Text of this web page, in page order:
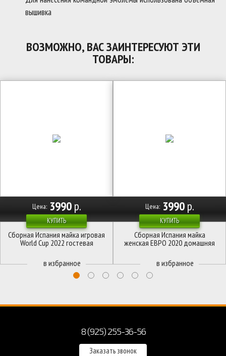
вышивка
ВОЗМОЖНО, ВАС ЗАИНТЕРЕСУЮТ ЭТИ
ТОВАРЫ:
КУПИТЬ
Цена: 3990р.
Сборная Испания майка игровая
World Cup 2022 гостевая
КУПИТЬ
Цена: 3990р.
Сборная Испания майка
женская ЕВРО 2020 домашняя
8 (925) 255-36-56
Заказать звонок